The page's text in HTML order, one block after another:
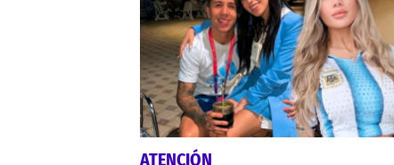
ATENCIÓN